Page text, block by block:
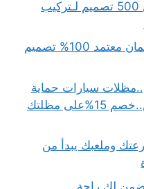
تركيب مظلات الرياض..أكثرمن 500 تصميم لـتركيب
مظلات شد انشائي الرياض..ضمان معتمد 100% تصميم
سيارات حماية
مثالية 100%من أشعة الشمس..خصم 15%على مظلتك
وملعبك يبدأ من
لك راحة